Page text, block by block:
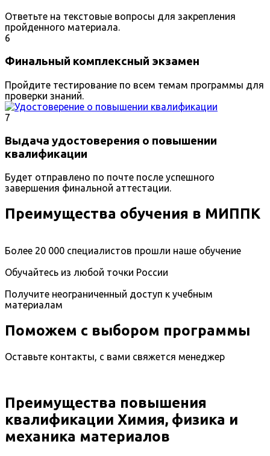
Ответьте на текстовые вопросы для закрепления
пройденного материала.
6
Финальный комплексный экзамен
Пройдите тестирование по всем темам программы для
проверки знаний.
7
Выдача удостоверения о повышении
квалификации
Будет отправлено по почте после успешного
завершения финальной аттестации.
Преимущества обучения в МИППК
Более 20 000 специалистов прошли наше обучение
Обучайтесь из любой точки России
Получите неограниченный доступ к учебным
материалам
Поможем с выбором программы
Оставьте контакты, с вами свяжется менеджер
Преимущества повышения
квалификации Химия, физика и
механика материалов